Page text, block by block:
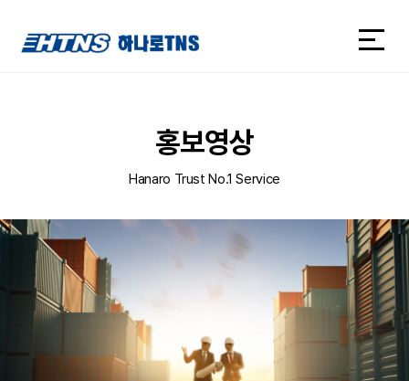
하나로TNS
홍보영상
Hanaro Trust No.1 Service